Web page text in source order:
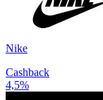
Nike
Cashback
4,5%